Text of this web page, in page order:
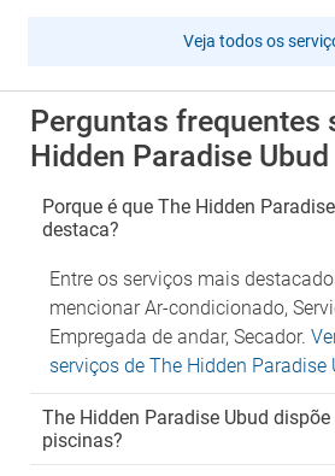
Veja todos os
Perguntas frequentes
Hidden Paradise Ubud
Porque é que The Hidden
destaca?
Entre os serviços mais
mencionar Ar-condicionado,
Empregada de andar, Secador.
serviços de The Hidden Paradise
The Hidden Paradise Ubud
piscinas?